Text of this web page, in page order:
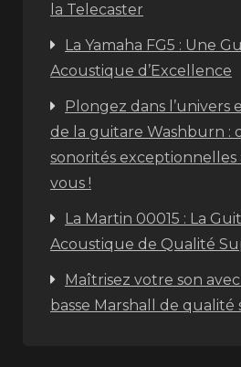
la Telecaster
La Yamaha FG5 : Une
Acoustique d’Excellence
Plongez dans l’univers
de la guitare Washburn :
sonorités
vous !
La Martin 00015 : La
Acoustique de Qualité
Maîtrisez votre son avec
basse Marshall de